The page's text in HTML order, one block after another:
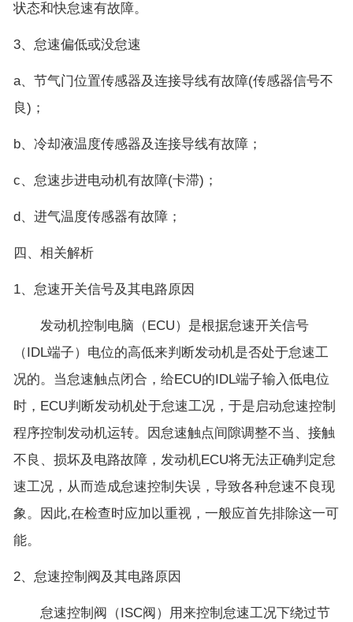
状态和快怠速有故障。
3、怠速偏低或没怠速
a、节气门位置传感器及连接导线有故障(传感器信号不
良)；
b、冷却液温度传感器及连接导线有故障；
c、怠速步进电动机有故障(卡滞)；
d、进气温度传感器有故障；
四、相关解析
1、怠速开关信号及其电路原因
发动机控制电脑（ECU）是根据怠速开关信号
（IDL端子）电位的高低来判断发动机是否处于怠速工
况的。当怠速触点闭合，给ECU的IDL端子输入低电位
时，ECU判断发动机处于怠速工况，于是启动怠速控制
程序控制发动机运转。因怠速触点间隙调整不当、接触
不良、损坏及电路故障，发动机ECU将无法正确判定怠
速工况，从而造成怠速控制失误，导致各种怠速不良现
象。因此,在检查时应加以重视，一般应首先排除这一可
能。
2、怠速控制阀及其电路原因
怠速控制阀（ISC阀）用来控制怠速工况下绕过节